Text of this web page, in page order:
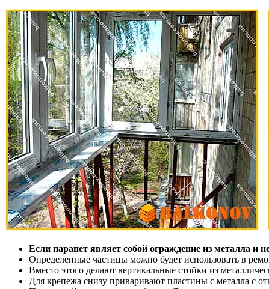
Если парапет являет собой ограждение из металла и
Определенные частицы можно будет использовать в
Вместо этого делают вертикальные стойки из
Для крепежа снизу приваривают пластины с металла с